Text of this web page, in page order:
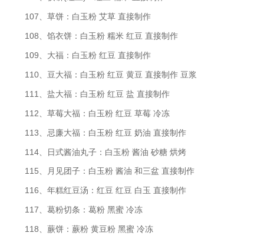
107、草饼：白玉粉 艾草 直接制作
108、馅衣饼：白玉粉 糯米 红豆 直接制作
109、大福：白玉粉 红豆 直接制作
110、豆大福：白玉粉 红豆 黄豆 直接制作 豆浆
111、盐大福：白玉粉 红豆 盐 直接制作
112、草莓大福：白玉粉 红豆 草莓 冷冻
113、忌廉大福：白玉粉 红豆 奶油 直接制作
114、日式酱油丸子：白玉粉 酱油 砂糖 烘烤
115、月见团子：白玉粉 酱油 和三盆 直接制作
116、年糕红豆汤：红豆 红豆 白玉 直接制作
117、葛粉切条：葛粉 黑蜜 冷冻
118、蕨饼：蕨粉 黄豆粉 黑蜜 冷冻